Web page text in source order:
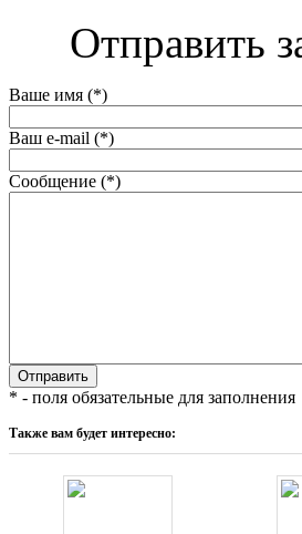
Отправить
Ваше имя (*)
Ваш e-mail (*)
Сообщение (*)
* - поля обязательные для заполнения
Также вам будет интересно: